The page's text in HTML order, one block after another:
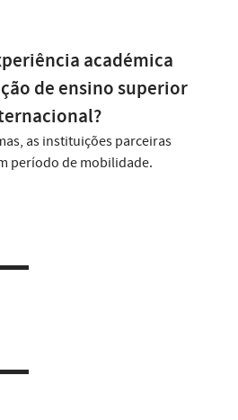
académica
de ensino superior
as instituições parceiras
período de mobilidade.